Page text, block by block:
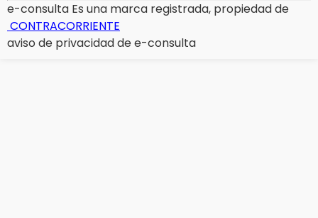
e-consulta Es una marca registrada, propiedad de
CONTRACORRIENTE
aviso de privacidad de e-consulta